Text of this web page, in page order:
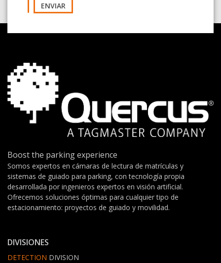
ENVIAR
Boost the parking experience
Somos expertos en cámaras de lectura de matrículas y
sistemas de guiado para parking, con tecnología propia
desarrollada por ingenieros expertos en visión artificial.
Ofrecemos soluciones óptimas para cualquier tipo de
estacionamiento: proyectos de guiado y movilidad.
DIVISIONES
DETECTION DIVISION